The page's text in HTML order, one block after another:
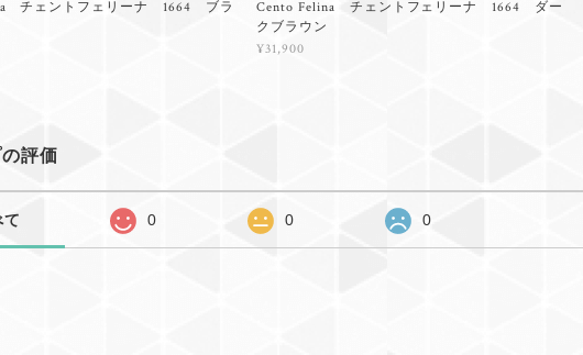
チェントフェリーナ 1664 ブラ
Cento Felina チェントフェリーナ 1664 ダー
クブラウン
¥31,900
評価
て 0 0 0